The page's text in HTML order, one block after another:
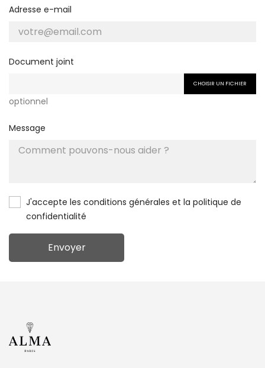
Adresse e-mail
Document joint
CHOISIR UN FICHIER
optionnel
Message
J'accepte les conditions générales et la politique de
confidentialité